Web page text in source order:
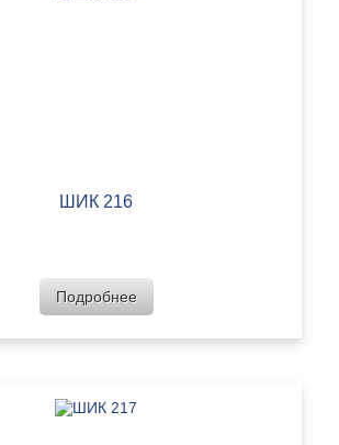
ШИК 216
Подробнее